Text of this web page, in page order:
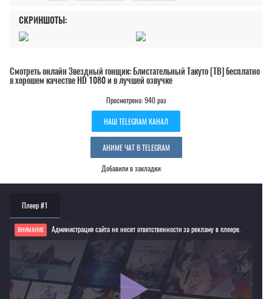
СКРИНШОТЫ:
Смотреть онлайн Звездный гонщик: Блистательный Такуто [ТВ] бесплатно
в хорошем качестве HD 1080 и в лучшей озвучке
Просмотрено: 940 раз
НАШ TELEGRAM КАНАЛ
АНИМЕ ЧАТ В TELEGRAM
Добавили в закладки:
Плеер #1
ВНИМАНИЕ Администрация сайта не несет ответственности за рекламу в плеере.
Если видео не работает, обновите страницу или выберите другой плеер!
Для просмотра некоторых аниме необходимо установить VPN
Текущее воспроизведение：Звездный гонщик: Блистательный Такуто [ТВ]